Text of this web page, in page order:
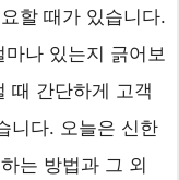
할 때가 있습니다.
나 있는지 긁어보
때 간단하게 고객
니다. 오늘은 신한
는 방법과 그 외